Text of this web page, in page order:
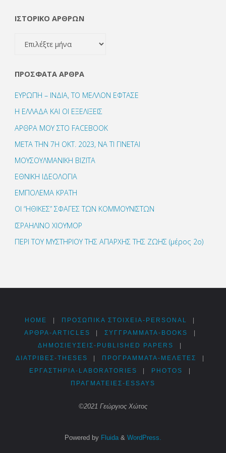
ΙΣΤΟΡΙΚΟ ΑΡΘΡΩΝ
ΙΣΤΟΡΙΚΟ
ΠΡΌΣΦΑΤΑ ΆΡΘΡΑ
ΕΥΡΩΠΗ – ΙΝΔΙΑ, ΤΟ ΜΕΛΛΟΝ ΕΦΤΑΣΕ
Η ΕΛΛΑΔΑ ΚΑΙ ΟΙ ΕΞΕΛΙΞΕΙΣ
ΑΡΘΡΑ ΜΟΥ ΣΤΟ FACEBOOK
ΜΕΤΑ ΤΗΝ 7Η ΟΚΤ. 2023, ΝΑ ΤΙ ΓΙΝΕΤΑΙ
ΜΟΥΣΟΥΛΜΑΝΙΚΗ ΒΙΖΙΤΑ
ΕΘΝΙΚΗ ΙΔΕΟΛΟΓΙΑ
ΕΜΠΟΛΕΜΑ ΚΡΑΤΗ
ΟΙ “ΗΘΙΚΕΣ” ΣΦΑΓΕΣ ΤΩΝ ΚΟΜΜΟΥΝΙΣΤΩΝ
ΙΣΡΑΗΛΙΝΟ ΧΙΟΥΜΟΡ
ΠΕΡΙ ΤΟΥ ΜΥΣΤΗΡΙΟΥ ΤΗΣ ΑΠΑΡΧΗΣ ΤΗΣ ΖΩΗΣ (μέρος 2ο)
HOME ΠΡΟΣΩΠΙΚΆ ΣΤΟΙΧΕΊΑ-PERSONAL
ΑΡΘΡΑ-ARTICLES ΣΥΓΓΡΆΜΜΑΤΑ-BOOKS
ΔΗΜΟΣΙΕΎΣΕΙΣ-PUBLISHED PAPERS
ΔΙΑΤΡΙΒΈΣ-THESES ΠΡΟΓΡΆΜΜΑΤΑ-ΜΕΛΈΤΕΣ
ΕΡΓΑΣΤΉΡΙΑ-LABORATORIES PHOTOS
ΠΡΑΓΜΑΤΕΊΕΣ-ESSAYS
©2021 Γεώργιος Χώτος
Powered by Fluida & WordPress.